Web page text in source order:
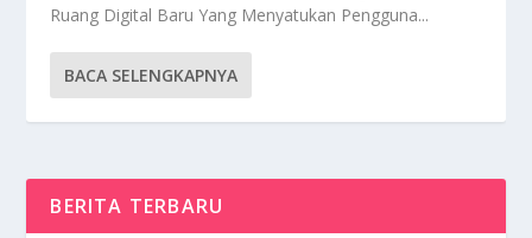
Ruang Digital Baru Yang Menyatukan Pengguna...
BACA SELENGKAPNYA
BERITA TERBARU